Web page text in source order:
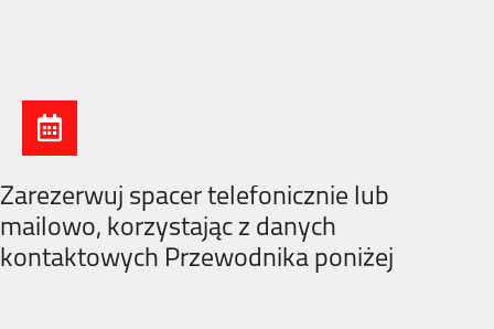
Zarezerwuj spacer telefonicznie lub
mailowo, korzystając z danych
kontaktowych Przewodnika poniżej